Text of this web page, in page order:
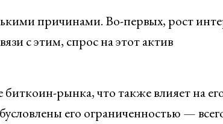
причинами. Во-первых, рост
с этим, спрос на этот актив
рынка, что также влияет на
его ограниченностью —